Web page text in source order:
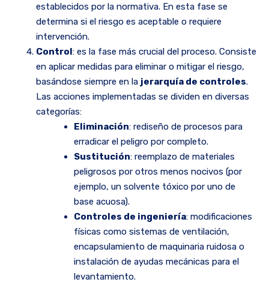
establecidos por la normativa. En esta fase se
determina si el riesgo es aceptable o requiere
intervención.
Control: es la fase más crucial del proceso. Consiste
en aplicar medidas para eliminar o mitigar el riesgo,
basándose siempre en la jerarquía de controles.
Las acciones implementadas se dividen en diversas
categorías:
Eliminación: rediseño de procesos para
erradicar el peligro por completo.
Sustitución: reemplazo de materiales
peligrosos por otros menos nocivos (por
ejemplo, un solvente tóxico por uno de
base acuosa).
Controles de ingeniería: modificaciones
físicas como sistemas de ventilación,
encapsulamiento de maquinaria ruidosa o
instalación de ayudas mecánicas para el
levantamiento.